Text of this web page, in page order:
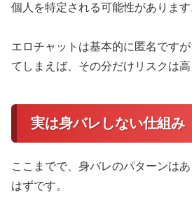
個人を特定される可能性があります
エロチャットは基本的に匿名です
てしまえば、その分だけリスクは高
実は身バレしない仕組み
ここまでで、身バレのパターンは
はずです。